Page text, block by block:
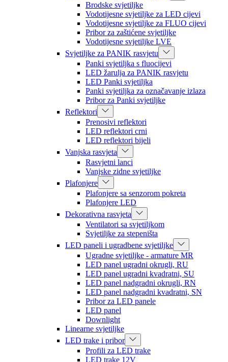
Brodske svjetiljke
Vodotijesne svjetiljke za LED cijevi
Vodotijesne svjetiljke za FLUO cijevi
Pribor za zaštićene svjetiljke
Vodotijesne svjetiljke LVE
Svjetiljke za PANIK rasvjetu
Panki svjetiljka s fluocijevi
LED žarulja za PANIK rasvjetu
LED Panki svjetiljka
Panki svjetiljka za označavanje izlaza
Pribor za Panki svjetiljke
Reflektori
Prenosivi reflektori
LED reflektori crni
LED reflektori bijeli
Vanjska rasvjeta
Rasvjetni lanci
Vanjske zidne svjetiljke
Plafonjere
Plafonjere sa senzorom pokreta
Plafonjere LED
Dekorativna rasvjeta
Ventilatori sa svjetiljkom
Svjetiljke za stepeništa
LED paneli i ugradbene svjetiljke
Ugradne svjetiljke - armature MR
LED panel ugradni okrugli, RU
LED panel ugradni kvadratni, SU
LED panel nadgradni okrugli, RN
LED panel nadgradni kvadratni, SN
Pribor za LED panele
LED panel
Downlight
Linearne svjetiljke
LED trake i pribor
Profili za LED trake
LED trake 12V